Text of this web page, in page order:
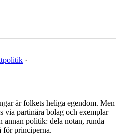
·
är folkets heliga egendom. Men
via partinära bolag och exemplar
annan politik: dela notan, runda
för principerna.